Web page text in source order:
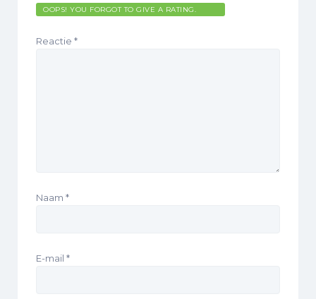
OOPS! YOU FORGOT TO GIVE A RATING.
Reactie *
Naam *
E-mail *